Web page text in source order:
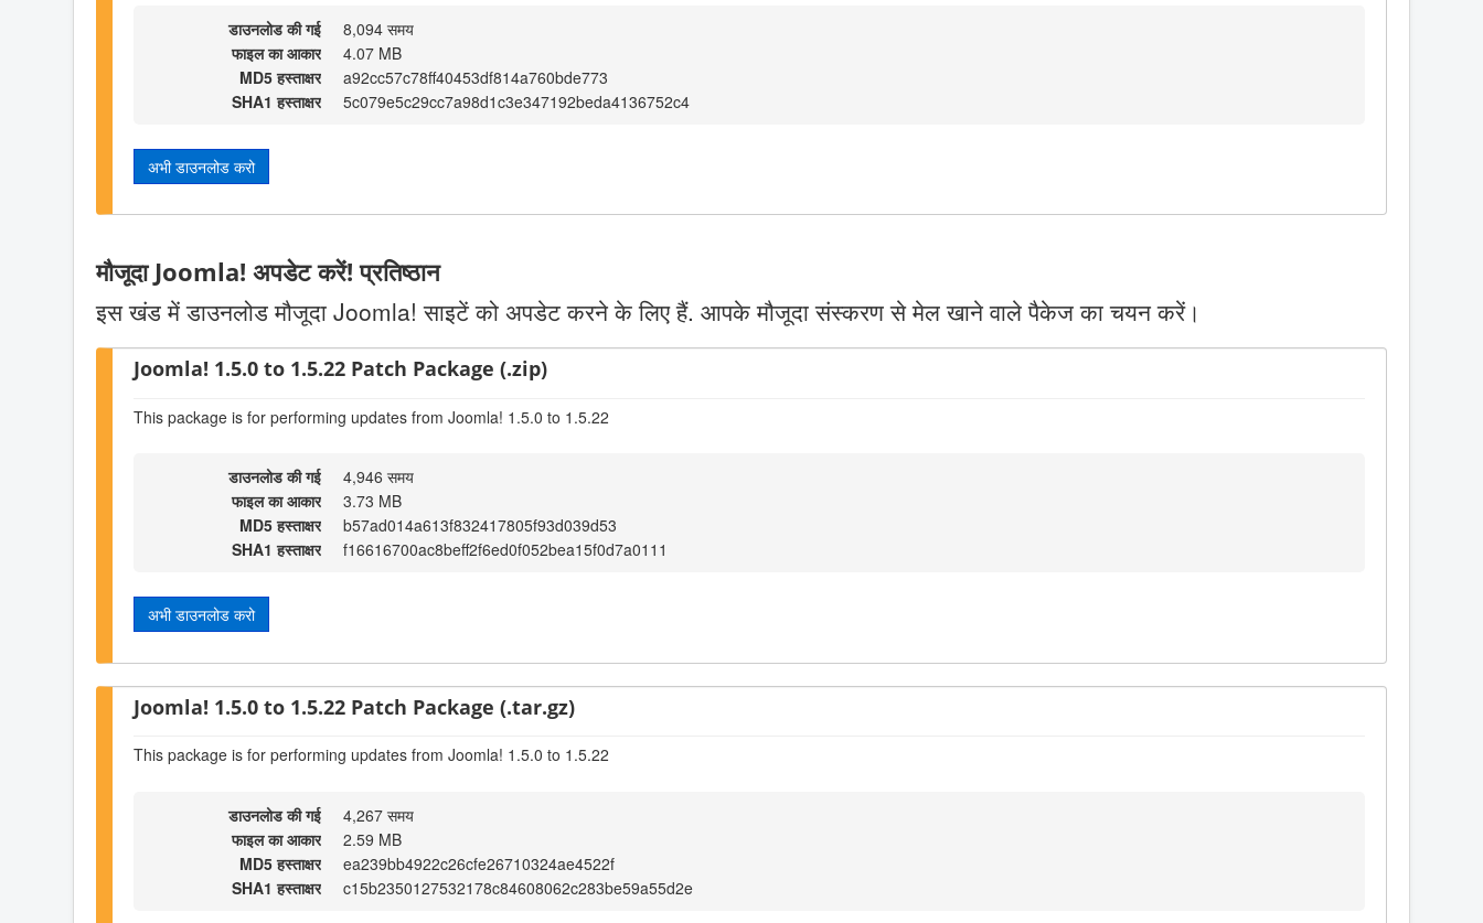
डाउनलोड की गई
8,094 समय
फाइल का आकार
4.07 MB
MD5 हस्ताक्षर
a92cc57c78ff40453df814a760bde773
SHA1 हस्ताक्षर
5c079e5c29cc7a98d1c3e347192beda4136752c4
अभी डाउनलोड करो
मौजूदा Joomla! अपडेट करें! प्रतिष्ठान
इस खंड में डाउनलोड मौजूदा Joomla! साइटें को अपडेट करने के लिए हैं. आपके मौजूदा संस्करण से मेल खाने वाले पैकेज का चयन करें।
Joomla! 1.5.0 to 1.5.22 Patch Package (.zip)
This package is for performing updates from Joomla! 1.5.0 to 1.5.22
डाउनलोड की गई
4,946 समय
फाइल का आकार
3.73 MB
MD5 हस्ताक्षर
b57ad014a613f832417805f93d039d53
SHA1 हस्ताक्षर
f16616700ac8beff2f6ed0f052bea15f0d7a0111
अभी डाउनलोड करो
Joomla! 1.5.0 to 1.5.22 Patch Package (.tar.gz)
This package is for performing updates from Joomla! 1.5.0 to 1.5.22
डाउनलोड की गई
4,267 समय
फाइल का आकार
2.59 MB
MD5 हस्ताक्षर
ea239bb4922c26cfe26710324ae4522f
SHA1 हस्ताक्षर
c15b2350127532178c84608062c283be59a55d2e